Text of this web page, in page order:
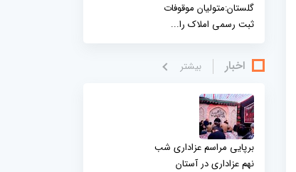
گلستان:متولیان موقوفات
ثبت رسمی املاک را...
اخبار بيشتر
برپایی مراسم عزاداری شب
نهم عزاداری در آستان